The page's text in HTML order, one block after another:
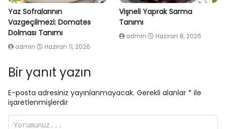
Yaz Sofralarının
Vazgeçilmezi: Domates
Dolması Tanımı
admin Haziran 11, 2026
Vişneli Yaprak Sarma
Tanımı
admin Haziran 8, 2026
Bir yanıt yazın
E-posta adresiniz yayınlanmayacak. Gerekli alanlar * ile
işaretlenmişlerdir